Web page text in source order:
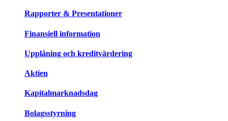
Rapporter & Presentationer
Finansiell information
Upplåning och kreditvärdering
Aktien
Kapitalmarknadsdag
Bolagsstyrning